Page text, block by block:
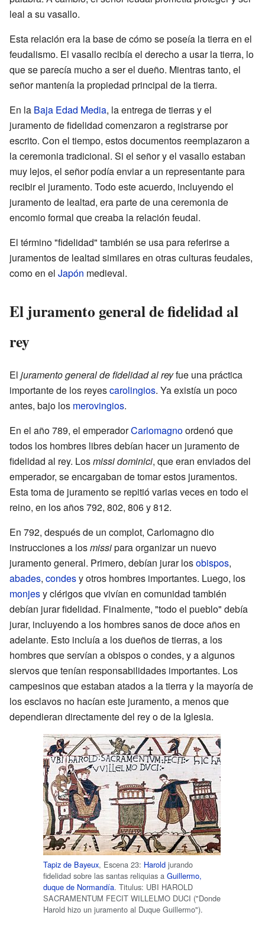
leal a su vasallo.
Esta relación era la base de cómo se poseía la tierra en el
feudalismo. El vasallo recibía el derecho a usar la tierra, lo
que se parecía mucho a ser el dueño. Mientras tanto, el
señor mantenía la propiedad principal de la tierra.
En la Baja Edad Media, la entrega de tierras y el
juramento de fidelidad comenzaron a registrarse por
escrito. Con el tiempo, estos documentos reemplazaron a
la ceremonia tradicional. Si el señor y el vasallo estaban
muy lejos, el señor podía enviar a un representante para
recibir el juramento. Todo este acuerdo, incluyendo el
juramento de lealtad, era parte de una ceremonia de
encomio formal que creaba la relación feudal.
El término "fidelidad" también se usa para referirse a
juramentos de lealtad similares en otras culturas feudales,
como en el Japón medieval.
El juramento general de fidelidad al
rey
El juramento general de fidelidad al reyfue una práctica
importante de los reyescarolingios. Ya existía un poco
antes, bajo los merovingios.
En el año 789, el emperadorCarlomagnoordenó que
todos los hombres libres debían hacer un juramento de
fidelidad al rey. Losmissi dominici, que eran enviados del
emperador, se encargaban de tomar estos juramentos.
Esta toma de juramento se repitió varias veces en todo el
reino, en los años 792, 802, 806 y 812.
En 792, después de un complot, Carlomagno dio
instrucciones a losmissipara organizar un nuevo
juramento general. Primero, debían jurar losobispos,
abades, condesy otros hombres importantes. Luego, los
monjesy clérigos que vivían en comunidad también
debían jurar fidelidad. Finalmente, "todo el pueblo" debía
jurar, incluyendo a los hombres sanos de doce años en
adelante. Esto incluía a los dueños de tierras, a los
hombres que servían a obispos o condes, y a algunos
siervos que tenían responsabilidades importantes. Los
campesinos que estaban atados a la tierra y la mayoría de
los esclavos no hacían este juramento, a menos que
dependieran directamente del rey o de la Iglesia.
Tapiz de Bayeux, Escena 23: Harold jurando
fidelidad sobre las santas reliquias a Guillermo,
duque de Normandía. Titulus: UBI HAROLD
SACRAMENTUM FECIT WILLELMO DUCI ("Donde
Harold hizo un juramento al Duque Guillermo").